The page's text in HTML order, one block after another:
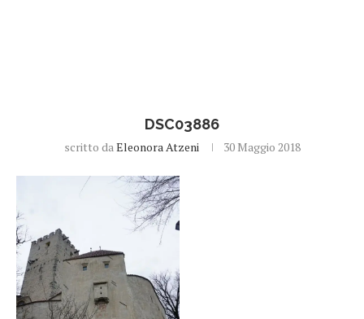
DSC03886
scritto daEleonora Atzeni 30 Maggio 2018